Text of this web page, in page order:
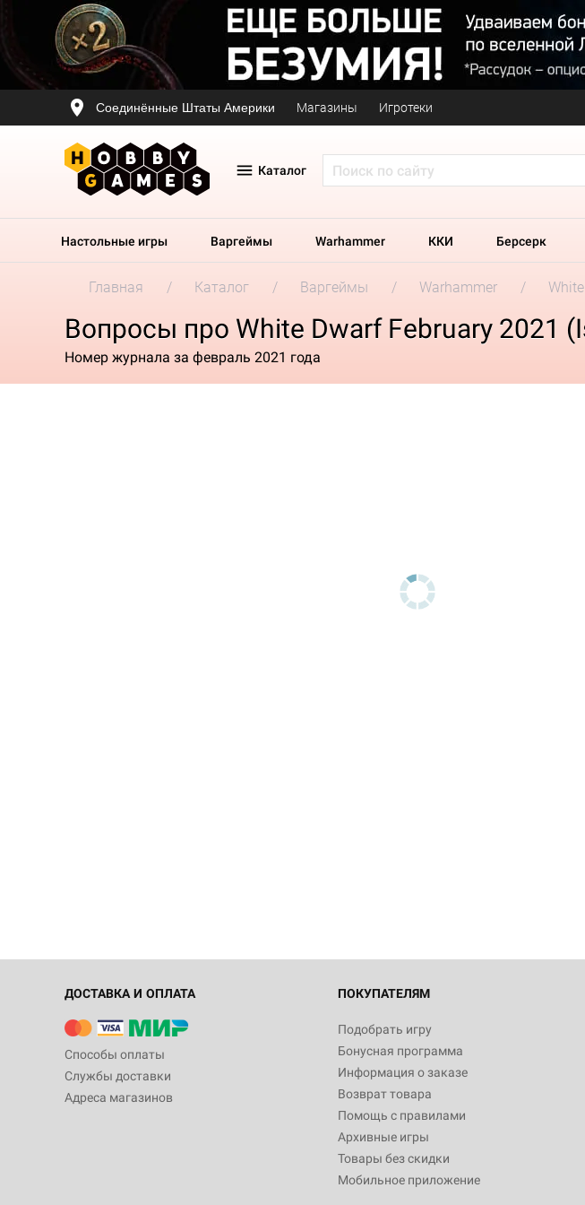
Соединённые Штаты Америки Магазины Игротеки
Каталог
Настольные игры Варгеймы Warhammer ККИ Берсерк
Главная Каталог Варгеймы Warhammer
Вопросы про White Dwarf February 2021
Номер журнала за февраль 2021 года
ДОСТАВКА И ОПЛАТА
Способы оплаты
Службы доставки
Адреса магазинов
ПОКУПАТЕЛЯМ
Подобрать игру
Бонусная программа
Информация о заказе
Возврат товара
Помощь с правилами
Архивные игры
Товары без скидки
Мобильное приложение